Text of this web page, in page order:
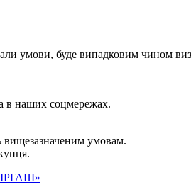
умови, буде випадковим чином
в наших соцмережах.
вищезазначеним умовам.